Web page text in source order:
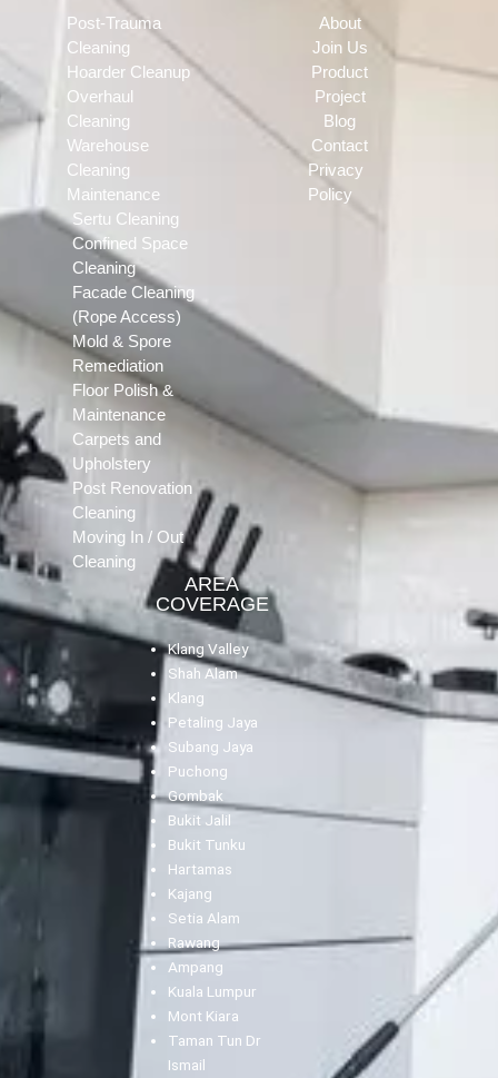
Post-Trauma
Cleaning
Hoarder Cleanup
Overhaul
Cleaning
Warehouse
Cleaning
Maintenance
Sertu Cleaning
Confined Space
Cleaning
Facade Cleaning
(Rope Access)
Mold & Spore
Remediation
Floor Polish &
Maintenance
Carpets and
Upholstery
Post Renovation
Cleaning
Moving In / Out
Cleaning
About
Join Us
Product
Project
Blog
Contact
Privacy
Policy
AREA
COVERAGE
Klang Valley
Shah Alam
Klang
Petaling Jaya
Subang Jaya
Puchong
Gombak
Bukit Jalil
Bukit Tunku
Hartamas
Kajang
Setia Alam
Rawang
Ampang
Kuala Lumpur
Mont Kiara
Taman Tun Dr
Ismail